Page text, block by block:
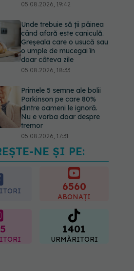
05.08.2026, 19:42
Unde trebuie să ții pâinea
când afară este caniculă.
Greșeala care o usucă sau
o umple de mucegai în
doar câteva zile
05.08.2026, 18:33
Primele 5 semne ale bolii
Parkinson pe care 80%
dintre oameni le ignoră.
Nu e vorba doar despre
tremor
05.08.2026, 17:31
Gabriela Cristea, manifest
pentru respect și
acceptare: Corpul
fiecăruia spune o poveste
05.08.2026, 21:23
NE ȘI PE:
6560
ABONAȚI
1401
URMĂRITORI